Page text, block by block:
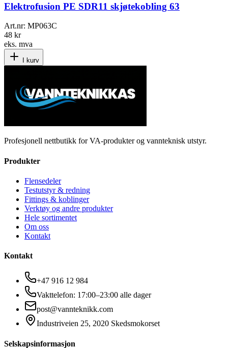
Elektrofusion PE SDR11 skjøtekobling 63
Art.nr: MP063C
48 kr
eks. mva
I kurv
Profesjonell nettbutikk for VA-produkter og vannteknisk utstyr.
Produkter
Flensedeler
Testutstyr & redning
Fittings & koblinger
Verktøy og andre produkter
Hele sortimentet
Om oss
Kontakt
Kontakt
+47 916 12 984
Vakttelefon: 17:00–23:00 alle dager
post@vannteknikk.com
Industriveien 25, 2020 Skedsmokorset
Selskapsinformasjon